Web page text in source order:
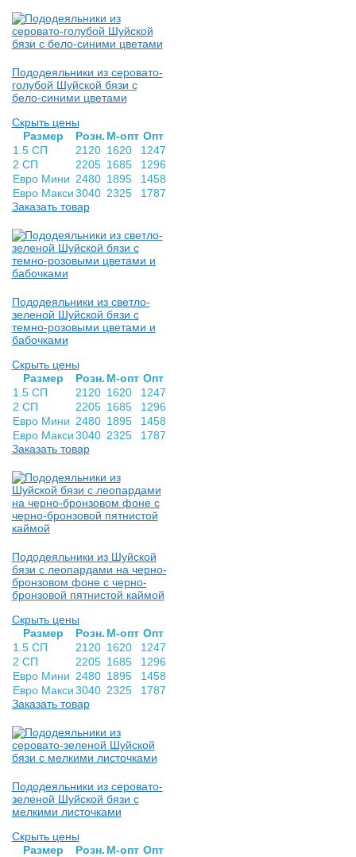
Пододеяльники из серовато-
голубой Шуйской бязи с
бело-синими цветами
Скрыть цены
Раз­мер
Розн. М-опт Опт
1.5 СП
2120 1620
1247
2 СП
2205 1685
1296
Евро Мини 2480 1895
1458
Евро Макси3040 2325
1787
Заказать товар
Пододеяльники из светло-
зеленой Шуйской бязи с
темно-розовыми цветами и
бабочками
Скрыть цены
Раз­мер
Розн. М-опт Опт
1.5 СП
2120 1620
1247
2 СП
2205 1685
1296
Евро Мини 2480 1895
1458
Евро Макси3040 2325
1787
Заказать товар
Пододеяльники из Шуйской
бязи с леопардами на черно-
бронзовом фоне с черно-
бронзовой пятнистой каймой
Скрыть цены
Раз­мер
Розн. М-опт Опт
1.5 СП
2120 1620
1247
2 СП
2205 1685
1296
Евро Мини 2480 1895
1458
Евро Макси3040 2325
1787
Заказать товар
Пододеяльники из серовато-
зеленой Шуйской бязи с
мелкими листочками
Скрыть цены
Раз­мер
Розн. М-опт Опт